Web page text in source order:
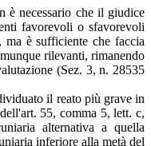
è necessario che il giudice
favorevoli o sfavorevoli
è sufficiente che faccia
rilevanti, rimanendo
(Sez. 3, n. 28535
il reato più grave in
55, comma 5, lett. c,
alternativa a quella
inferiore alla metà del